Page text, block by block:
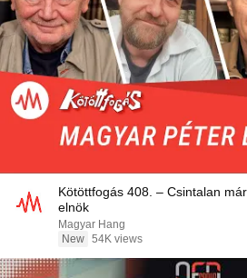
Kötöttfogás 408. – Csintalan
elnök
Magyar Hang
New 54K views